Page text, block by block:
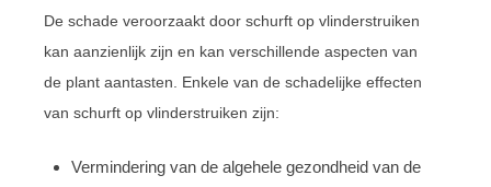
De schade veroorzaakt door schurft op vlinderstruiken
kan aanzienlijk zijn en kan verschillende aspecten van
de plant aantasten. Enkele van de schadelijke effecten
van schurft op vlinderstruiken zijn:
Vermindering van de algehele gezondheid van de